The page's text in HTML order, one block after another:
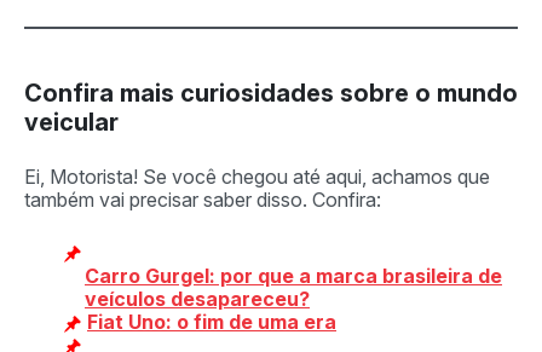
Confira mais curiosidades sobre o mundo
veicular
Ei, Motorista! Se você chegou até aqui, achamos que
também vai precisar saber disso. Confira:
Carro Gurgel: por que a marca brasileira de
veículos desapareceu?
Fiat Uno: o fim de uma era